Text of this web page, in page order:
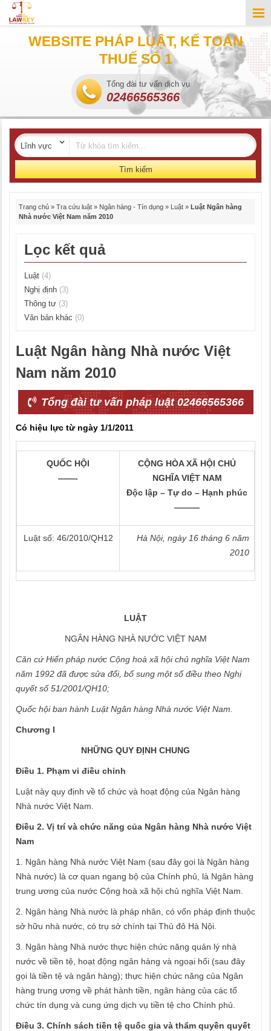
WEBSITE PHÁP LUẬT, KẾ TOÁN
THUẾ SỐ 1
Tổng đài tư vấn dịch vụ
02466565366
Tìm kiếm
Trang chủ » Tra cứu luật » Ngân hàng - Tín dụng » Luật » Luật Ngân hàng
Nhà nước Việt Nam năm 2010
Lọc kết quả
Luật (4)
Nghị định (3)
Thông tư (3)
Văn bản khác (0)
Luật Ngân hàng Nhà nước Việt
Nam năm 2010
Tổng đài tư vấn pháp luật 02466565366
Có hiệu lực từ ngày 1/1/2011
QUỐC HỘI
——-
CỘNG HÒA XÃ HỘI CHỦ
NGHĨA VIỆT NAM
Độc lập – Tự do – Hạnh phúc
———
Luật số: 46/2010/QH12
Hà Nội, ngày 16 tháng 6 năm
2010
LUẬT
NGÂN HÀNG NHÀ NƯỚC VIỆT NAM
Căn cứ Hiến pháp nước Cộng hoà xã hội chủ nghĩa Việt Nam
năm 1992 đã được sửa đổi, bổ sung một số điều theo Nghị
quyết số 51/2001/QH10;
Quốc hội ban hành Luật Ngân hàng Nhà nước Việt Nam.
Chương I
NHỮNG QUY ĐỊNH CHUNG
Điều 1. Phạm vi điều chỉnh
Luật này quy định về tổ chức và hoạt động của Ngân hàng
Nhà nước Việt Nam.
Điều 2. Vị trí và chức năng của Ngân hàng Nhà nước Việt
Nam
1. Ngân hàng Nhà nước Việt Nam (sau đây gọi là Ngân hàng
Nhà nước) là cơ quan ngang bộ của Chính phủ, là Ngân hàng
trung ương của nước Cộng hoà xã hội chủ nghĩa Việt Nam.
2. Ngân hàng Nhà nước là pháp nhân, có vốn pháp định thuộc
sở hữu nhà nước, có trụ sở chính tại Thủ đô Hà Nội.
3. Ngân hàng Nhà nước thực hiện chức năng quản lý nhà
nước về tiền tệ, hoạt động ngân hàng và ngoại hối (sau đây
gọi là tiền tệ và ngân hàng); thực hiện chức năng của Ngân
hàng trung ương về phát hành tiền, ngân hàng của các tổ
chức tín dụng và cung ứng dịch vụ tiền tệ cho Chính phủ.
Điều 3. Chính sách tiền tệ quốc gia và thẩm quyền quyết